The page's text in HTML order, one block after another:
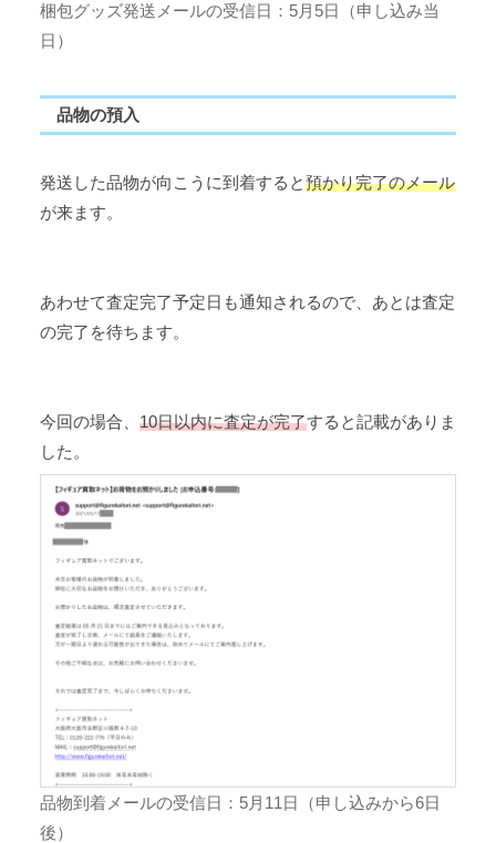
梱包グッズ発送メールの受信日：5月5日（申し込み当
日）
品物の預入
発送した品物が向こうに到着すると預かり完了のメール
が来ます。
あわせて査定完了予定日も通知されるので、あとは査定
の完了を待ちます。
今回の場合、 10日以内に査定が完了すると記載がありま
した。
品物到着メールの受信日：5月11日（申し込みから6日
後）